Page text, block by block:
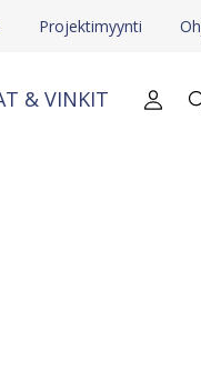
Projektimyynti
& VINKIT